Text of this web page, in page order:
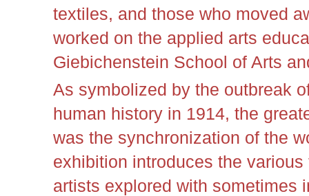
textiles, and those who moved
worked on the applied arts
Giebichenstein School of Arts
As symbolized by the outbreak
human history in 1914, the
was the synchronization of the
exhibition introduces the various
artists explored with sometimes